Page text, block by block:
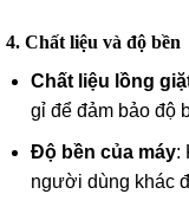
4. Chất liệu và độ bền
Chất liệu lồng
gỉ để đảm bảo độ
Độ bền của máy:
người dùng khác